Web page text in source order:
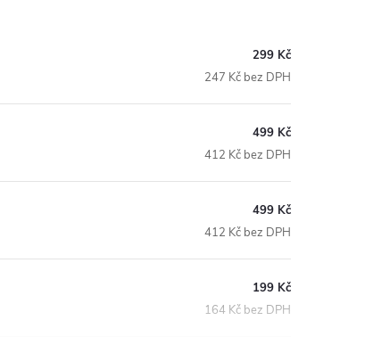
299 Kč
247 Kč bez DPH
499 Kč
412 Kč bez DPH
499 Kč
412 Kč bez DPH
199 Kč
164 Kč bez DPH